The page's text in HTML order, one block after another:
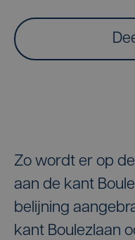
Zo wordt er op
aan de kant
belijning
kant Boulezlaan